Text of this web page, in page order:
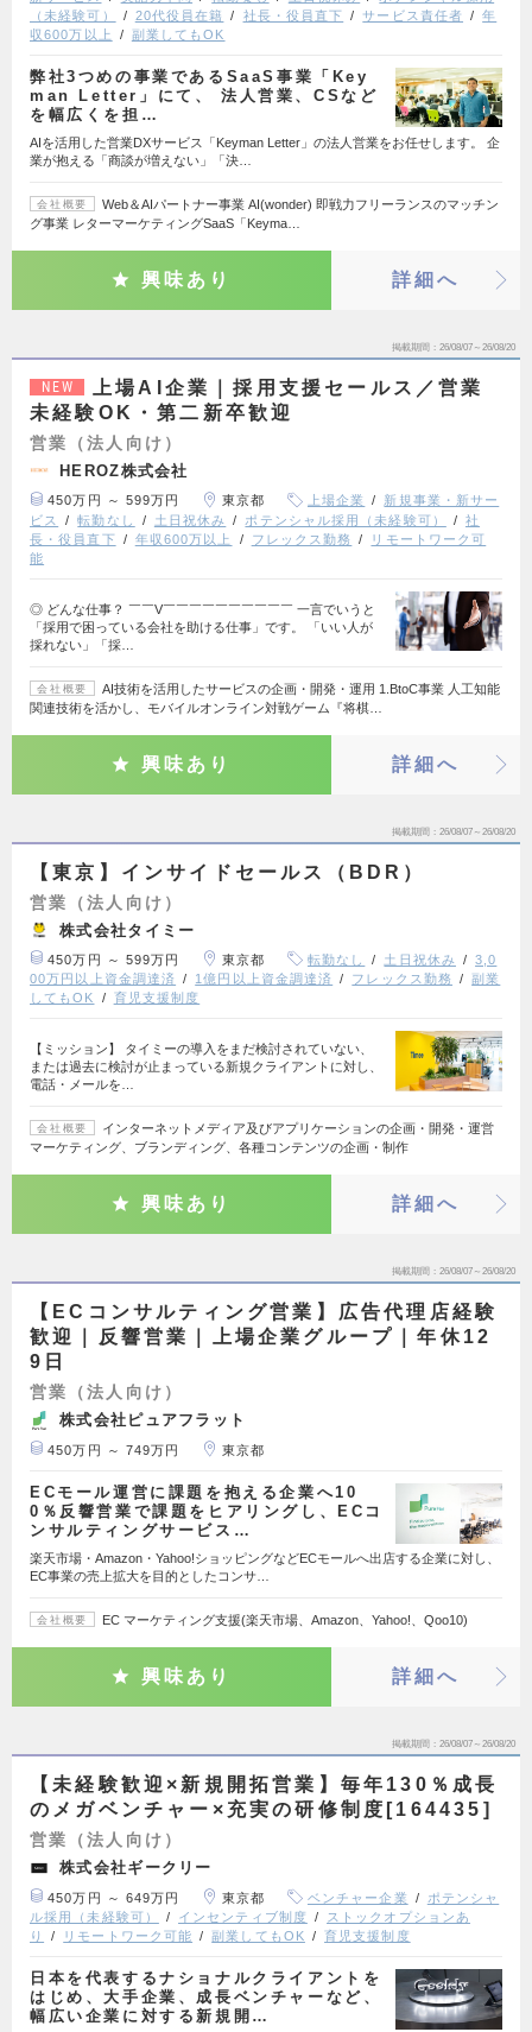
（未経験可）
20代役員在籍 社長・役員直下 サービス責任者
年
収600万以上
副業してもOK
弊社3つめの事業であるSaaS事業「Key
man Letter」にて、 法人営業、CSなど
を幅広くを担…
AIを活用した営業DXサービス「Keyman Letter」の法人営業をお任せします。 企
業が抱える「商談が増えない」「決…
会社概要
Web＆AIパートナー事業 AI(wonder) 即戦力フリーランスのマッチン
グ事業 レターマーケティングSaaS「Keyma…
興味あり 詳細へ
掲載期間 26/08/07～26/08/20
NEW
上場AI企業｜採用支援セールス／営業
未経験OK・第二新卒歓迎
営業（法人向け）
HEROZ株式会社
450万円 ～ 599万円 東京都 上場企業
新規事業・新サー
ビス
転勤なし 土日祝休み ポテンシャル採用（未経験可）
社
長・役員直下
年収600万以上 フレックス勤務
リモートワーク可
能
◎ どんな仕事？ ￣￣V￣￣￣￣￣￣￣￣￣￣ 一言でいうと
「採用で困っている会社を助ける仕事」です。 「いい人が
採れない」「採…
会社概要
AI技術を活用したサービスの企画・開発・運用 1.BtoC事業 人工知能
関連技術を活かし、モバイルオンライン対戦ゲーム『将棋…
興味あり 詳細へ
掲載期間 26/08/07～26/08/20
【東京】インサイドセールス（BDR）
営業（法人向け）
株式会社タイミー
450万円 ～ 599万円 東京都 転勤なし 土日祝休み
3,0
00万円以上資金調達済
1億円以上資金調達済 フレックス勤務
副業
してもOK
育児支援制度
【ミッション】 タイミーの導入をまだ検討されていない、
または過去に検討が止まっている新規クライアントに対し、
電話・メールを…
会社概要
インターネットメディア及びアプリケーションの企画・開発・運営
マーケティング、ブランディング、各種コンテンツの企画・制作
興味あり 詳細へ
掲載期間 26/08/07～26/08/20
【ECコンサルティング営業】広告代理店経験
歓迎｜反響営業｜上場企業グループ｜年休12
9日
営業（法人向け）
株式会社ピュアフラット
450万円 ～ 749万円 東京都
ECモール運営に課題を抱える企業へ10
0％反響営業で課題をヒアリングし、ECコ
ンサルティングサービス…
楽天市場・Amazon・Yahoo!ショッピングなどECモールへ出店する企業に対し、
EC事業の売上拡大を目的としたコンサ…
会社概要 EC マーケティング支援(楽天市場、Amazon、Yahoo!、Qoo10)
興味あり 詳細へ
掲載期間 26/08/07～26/08/20
【未経験歓迎×新規開拓営業】毎年130％成長
のメガベンチャー×充実の研修制度[164435]
営業（法人向け）
株式会社ギークリー
450万円 ～ 649万円 東京都 ベンチャー企業
ポテンシャ
ル採用（未経験可）
インセンティブ制度
ストックオプションあ
り
リモートワーク可能 副業してもOK 育児支援制度
日本を代表するナショナルクライアントを
はじめ、大手企業、成長ベンチャーなど、
幅広い企業に対する新規開…